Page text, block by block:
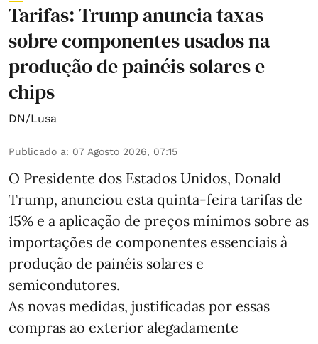
Tarifas: Trump anuncia taxas
sobre componentes usados na
produção de painéis solares e
chips
DN/Lusa
Publicado a: 07 Agosto 2026, 07:15
O Presidente dos Estados Unidos, Donald
Trump, anunciou esta quinta-feira tarifas de
15% e a aplicação de preços mínimos sobre as
importações de componentes essenciais à
produção de painéis solares e
semicondutores.
As novas medidas, justificadas por essas
compras ao exterior alegadamente